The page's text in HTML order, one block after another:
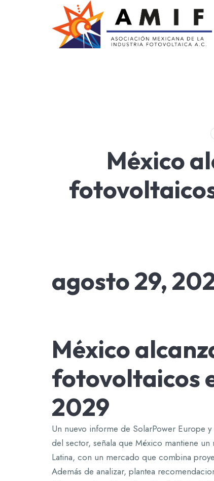
AMIF
México
fotovoltaicos
agosto 29,
México
fotovoltaicos
2029
Un nuevo informe de SolarPower Europe
del sector, señala que México mantiene
Latina, con un mercado que combina
Además de analizar, plantea